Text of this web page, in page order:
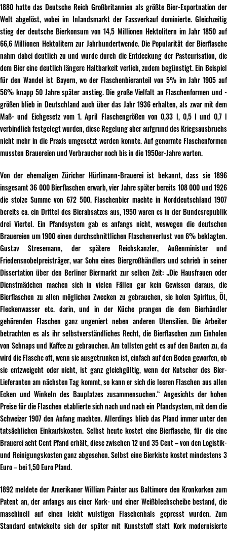
1880 hatte das Deutsche Reich Großbritannien als größte Bier-Exportnation der
Welt abgelöst, wobei im Inlandsmarkt der Fassverkauf dominierte. Gleichzeitig
stieg der deutsche Bierkonsum von 14,5 Millionen Hektolitern im Jahr 1850 auf
66,6 Millionen Hektolitern zur Jahrhundertwende. Die Popularität der Bierflasche
nahm dabei deutlich zu und wurde durch die Entdeckung der Pasteurisation, die
dem Bier eine deutlich längere Haltbarkeit verlieh, zudem begünstigt. Ein Beispiel
für den Wandel ist Bayern, wo der Flaschenbieranteil von 5% im Jahr 1905 auf
56% knapp 50 Jahre später anstieg. Die große Vielfalt an Flaschenformen und -
größen blieb in Deutschland auch über das Jahr 1936 erhalten, als zwar mit dem
Maß- und Eichgesetz vom 1. April Flaschengrößen von 0,33 l, 0,5 l und 0,7 l
verbindlich festgelegt wurden, diese Regelung aber aufgrund des Kriegsausbruchs
nicht mehr in die Praxis umgesetzt werden konnte. Auf genormte Flaschenformen
mussten Brauereien und Verbraucher noch bis in die 1950er-Jahre warten.
Von der ehemaligen Züricher Hürlimann-Brauerei ist bekannt, dass sie 1896
insgesamt 36 000 Bierflaschen erwarb, vier Jahre später bereits 108 000 und 1926
die stolze Summe von 672 500. Flaschenbier machte in Norddeutschland 1907
bereits ca. ein Drittel des Bierabsatzes aus, 1950 waren es in der Bundesrepublik
drei Viertel. Ein Pfandsystem gab es anfangs nicht, weswegen die deutschen
Brauereien um 1900 einen durchschnittlichen Flaschenverlust von 6% beklagten.
Gustav Stresemann, der spätere Reichskanzler, Außenminister und
Friedensnobelpreisträger, war Sohn eines Biergroßhändlers und schrieb in seiner
Dissertation über den Berliner Biermarkt zur selben Zeit: „Die Hausfrauen oder
Dienstmädchen machen sich in vielen Fällen gar kein Gewissen daraus, die
Bierflaschen zu allen möglichen Zwecken zu gebrauchen, sie holen Spiritus, Öl,
Fleckenwasser etc. darin, und in der Küche prangen die dem Bierhändler
gehörenden Flaschen ganz ungeniert neben anderen Utensilien. Die Arbeiter
betrachten es als ihr selbstverständliches Recht, die Bierflaschen zum Einholen
von Schnaps und Kaffee zu gebrauchen. Am tollsten geht es auf den Bauten zu, da
wird die Flasche oft, wenn sie ausgetrunken ist, einfach auf den Boden geworfen, ob
sie entzweigeht oder nicht, ist ganz gleichgültig, wenn der Kutscher des Bier-
Lieferanten am nächsten Tag kommt, so kann er sich die leeren Flaschen aus allen
Ecken und Winkeln des Bauplatzes zusammensuchen.“ Angesichts der hohen
Preise für die Flaschen etablierte sich nach und nach ein Pfandsystem, mit dem die
Schweizer 1907 den Anfang machten. Allerdings blieb das Pfand immer unter den
tatsächlichen Einkaufskosten. Selbst heute kostet eine Bierflasche, für die eine
Brauerei acht Cent Pfand erhält, diese zwischen 12 und 35 Cent – von den Logistik-
und Reinigungskosten ganz abgesehen. Selbst eine Bierkiste kostet mindestens 3
Euro – bei 1,50 Euro Pfand.
1892 meldete der Amerikaner William Painter aus Baltimore den Kronkorken zum
Patent an, der anfangs aus einer Kork- und einer Weißblechscheibe bestand, die
maschinell auf einen leicht wulstigen Flaschenhals gepresst wurden. Zum
Standard entwickelte sich der später mit Kunststoff statt Kork modernisierte